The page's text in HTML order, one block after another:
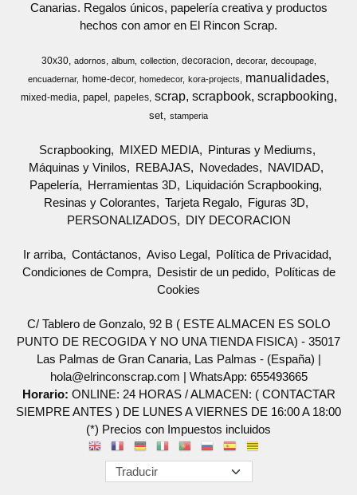
Canarias. Regalos únicos, papelería creativa y productos
hechos con amor en El Rincon Scrap.
30x30 adornos album collection decoracion decorar
decoupage
encuadernar
home-decor homedecor kora-projects manualidades
mixed-media papel papeles scrap scrapbook scrapbooking
set stamperia
Scrapbooking MIXED MEDIA
Pinturas y Mediums
Máquinas y Vinilos
REBAJAS Novedades
NAVIDAD
Papelería
Herramientas 3D
Liquidación Scrapbooking
Resinas y Colorantes
Tarjeta Regalo
Figuras 3D
PERSONALIZADOS
DIY DECORACION
Ir arriba Contáctanos Aviso Legal
Política de Privacidad
Condiciones de Compra
Desistir de un pedido
Políticas de
Cookies
C/ Tablero de Gonzalo, 92 B ( ESTE ALMACEN ES SOLO
PUNTO DE RECOGIDA Y NO UNA TIENDA FISICA) - 35017
Las Palmas de Gran Canaria, Las Palmas - (España) |
hola@elrinconscrap.com | WhatsApp: 655493665
Horario: ONLINE: 24 HORAS / ALMACEN: ( CONTACTAR
SIEMPRE ANTES ) DE LUNES A VIERNES DE 16:00 A 18:00
(*) Precios con Impuestos incluidos